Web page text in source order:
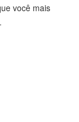
você mais